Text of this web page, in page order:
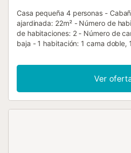
Casa pequeña 4 personas -
ajardinada: 22m² - Número de
de habitaciones: 2 - Número de
baja - 1 habitación: 1 cama doble,
Ubicado entre dos parques
un entorno natural a solo 30
de Valencia. Bajo el sol español,
piscina exterior ajardinada y
Ver